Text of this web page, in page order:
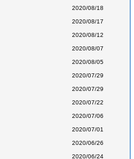
2020/08/18
2020/08/17
2020/08/12
2020/08/07
2020/08/05
2020/07/29
2020/07/29
2020/07/22
2020/07/06
2020/07/01
2020/06/26
2020/06/24